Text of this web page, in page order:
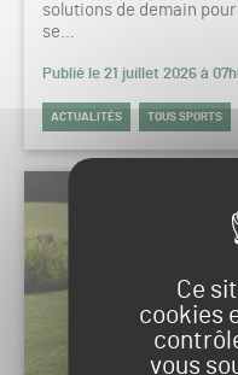
Ce
cookies
vous
solutions de demain
se…
Publié le 21 juillet 2026 à
ACTUALITÉS TOUS SPORTS